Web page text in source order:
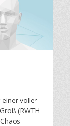
einer voller
(RWTH